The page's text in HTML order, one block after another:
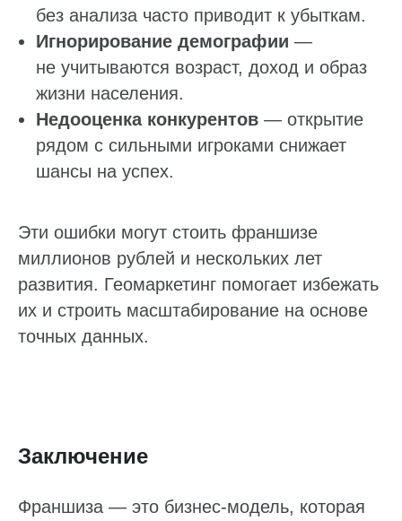
без анализа часто приводит к убыткам.
Игнорирование демографии —
не учитываются возраст, доход и образ
жизни населения.
Недооценка конкурентов — открытие
рядом с сильными игроками снижает
шансы на успех.
Эти ошибки могут стоить франшизе
миллионов рублей и нескольких лет
развития. Геомаркетинг помогает избежать
их и строить масштабирование на основе
точных данных.
Заключение
Франшиза — это бизнес-модель, которая
Контроль изменения данных
Фантомы для поиска дубликатов
Фотографии
Статистика по трафику
SEO-контроль
Работа с отзывами
Ответы с помощью ChatGPT
Теги и автоответы
Анализ конкурентов
Реклама на картах
Геоперфоманс реклама